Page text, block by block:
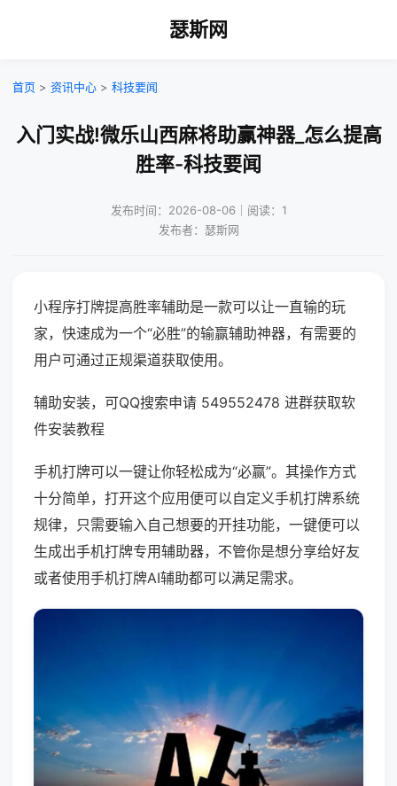
瑟斯网
首页 > 资讯中心 > 科技要闻
入门实战!微乐山西麻将助赢神器_怎么提高
胜率-科技要闻
发布时间：2026-08-06｜阅读：1
发布者：瑟斯网
小程序打牌提高胜率辅助是一款可以让一直输的玩
家，快速成为一个“必胜”的输赢辅助神器，有需要的
用户可通过正规渠道获取使用。
辅助安装，可QQ搜索申请 549552478 进群获取软
件安装教程
手机打牌可以一键让你轻松成为“必赢”。其操作方式
十分简单，打开这个应用便可以自定义手机打牌系统
规律，只需要输入自己想要的开挂功能，一键便可以
生成出手机打牌专用辅助器，不管你是想分享给好友
或者使用手机打牌AI辅助都可以满足需求。